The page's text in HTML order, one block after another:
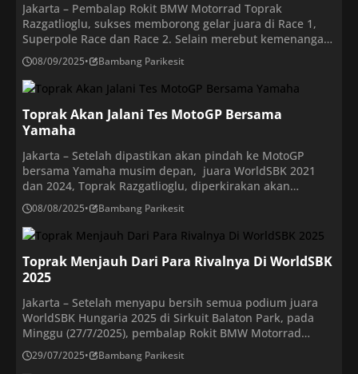
Jakarta – Pembalap Rokit BMW Motorrad Toprak
Razgatlioglu, sukses memborong gelar juara di Race 1,
Superpole Race dan Race 2. Selain merebut kemenangan
dalam balapan kedua (Race 2) WorldSBK Prancis 2025 di
Sirkuit Magny-Cours, pada Minggu (7/9/2025). Ia pun
sukses menyapu bersih tiga kemenangan akhir pekan ini.
Pembalap Turki ini diikuti oleh pembalap Aruba.it Racing
[…]
08/09/2025• Bambang Parikesit
Toprak Akan Jalani Tes MotoGP Bersama
Yamaha
Jakarta – Setelah dipastikan akan pindah ke MotoGP
bersama Yamaha musim depan, juara WorldSBK 2021
dan 2024, Toprak Razgatlioglu, diperkirakan akan
menjalani tes MotoGP bersama Yamaha jauh lebih awal
dari perkiraan. Namun, tes ini tentunya baru akan digelar
setelah musim WorldSBK 2025 berakhir di Jerez, Spanyol,
pada 17-19 Oktober 2025 mendatang. Razgatlioglu telah
menandatangani kontrak […]
08/08/2025• Bambang Parikesit
Toprak Menjauh Dari Para Rivalnya Di WorldSBK
2025
Jakarta – Setelah menyapu bersih semua podium juara
WorldSBK Hungaria 2025 di Sirkuit Balaton Park, pada
Minggu (27/7/2025), pembalap Rokit BMW Motorrad
WorldSBK, Toprak Razgatlioglu, memimpin klasemen
sementara dengan koleksi 407 poin. Pembalap Turki ini
29/07/2025• Bambang Parikesit